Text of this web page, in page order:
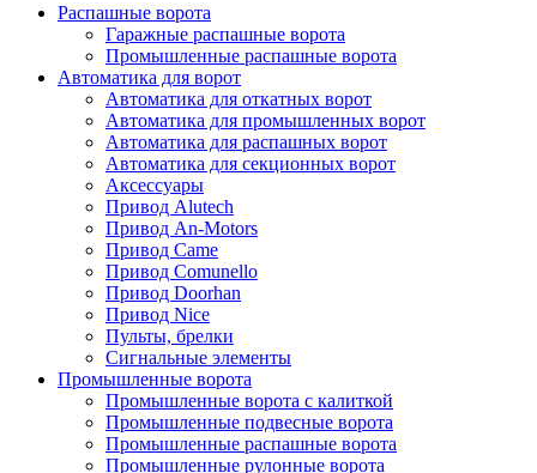
Распашные ворота
Гаражные распашные ворота
Промышленные распашные ворота
Автоматика для ворот
Автоматика для откатных ворот
Автоматика для промышленных ворот
Автоматика для распашных ворот
Автоматика для секционных ворот
Аксессуары
Привод Alutech
Привод An-Motors
Привод Came
Привод Comunello
Привод Doorhan
Привод Nice
Пульты, брелки
Сигнальные элементы
Промышленные ворота
Промышленные ворота с калиткой
Промышленные подвесные ворота
Промышленные распашные ворота
Промышленные рулонные ворота